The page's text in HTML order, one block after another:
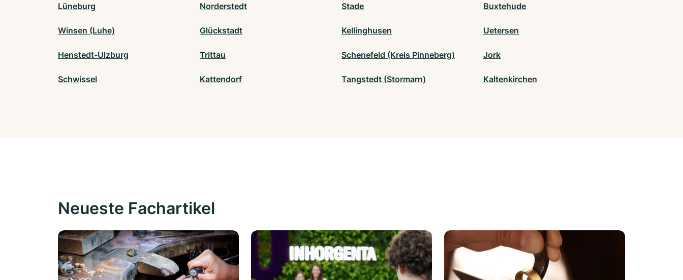
Lüneburg Norderstedt Stade Buxtehude
Winsen (Luhe) Glückstadt Kellinghusen Uetersen
Henstedt-Ulzburg Trittau Schenefeld (Kreis Pinneberg) Jork
Schwissel Kattendorf Tangstedt (Stormarn) Kaltenkirchen
Neueste Fachartikel